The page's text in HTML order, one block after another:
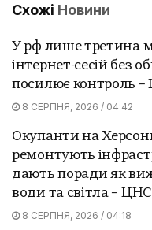
Схожі Новини
У рф лише третина
інтернет-сесій без
посилює контроль
8 СЕРПНЯ, 2026 / 04:42
Окупанти на
ремонтують
дають поради як
води та світла – ЦНС
8 СЕРПНЯ, 2026 / 04:18